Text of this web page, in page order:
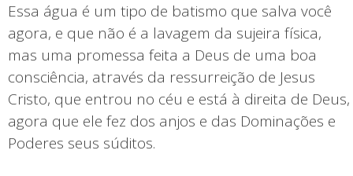
Essa água é um tipo de batismo que salva você
agora, e que não é a lavagem da sujeira física,
mas uma promessa feita a Deus de uma boa
consciência, através da ressurreição de Jesus
Cristo, que entrou no céu e está à direita de Deus,
agora que ele fez dos anjos e das Dominações e
Poderes seus súditos.